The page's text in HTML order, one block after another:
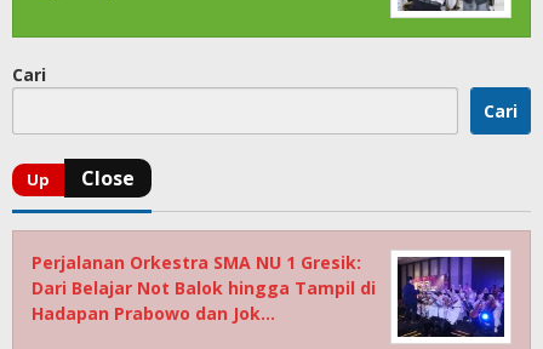
Cari
Cari
Perjalanan Orkestra SMA NU 1 Gresik:
Dari Belajar Not Balok hingga Tampil di
Hadapan Prabowo dan Jok…